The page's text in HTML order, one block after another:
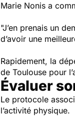
Marie Nonis a
"J’en prenais un
d’avoir une
Rapidement, la
de Toulouse pour
Évaluer
Le protocole
l’activité physique.